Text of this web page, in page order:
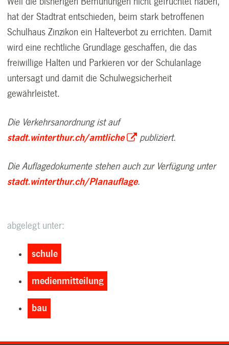
hat der Stadtrat entschieden, beim stark betroffenen
Schulhaus Zinzikon ein Halteverbot zu errichten. Damit
wird eine rechtliche Grundlage geschaffen, die das
freiwillige Halten und Parkieren vor der Schulanlage
untersagt und damit die Schulwegsicherheit
gewährleistet.
Die Verkehrsanordnung ist auf
stadt.winterthur.ch/amtliche
publiziert.
Die Auflagedokumente stehen auch zur Verfügung unter
stadt.winterthur.ch/Planauflage.
abgelegt unter:
schule
medienmitteilung
bau